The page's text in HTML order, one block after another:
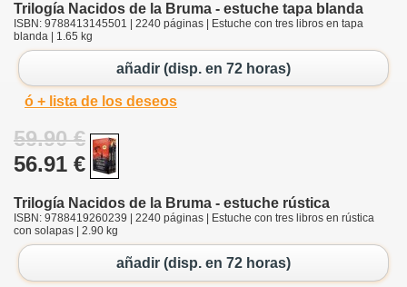
Trilogía Nacidos de la Bruma - estuche tapa blanda
ISBN: 9788413145501 | 2240 páginas | Estuche con tres libros en tapa
blanda | 1.65 kg
añadir (disp. en 72 horas)
ó + lista de los deseos
59.90 €
56.91 €
Trilogía Nacidos de la Bruma - estuche rústica
ISBN: 9788419260239 | 2240 páginas | Estuche con tres libros en rústica
con solapas | 2.90 kg
añadir (disp. en 72 horas)